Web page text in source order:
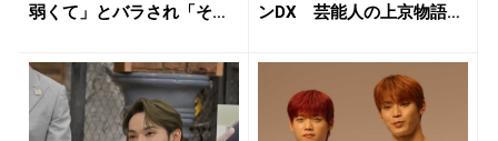
弱くて」とバラされ「そ
ンDX 芸能人の上京物語S